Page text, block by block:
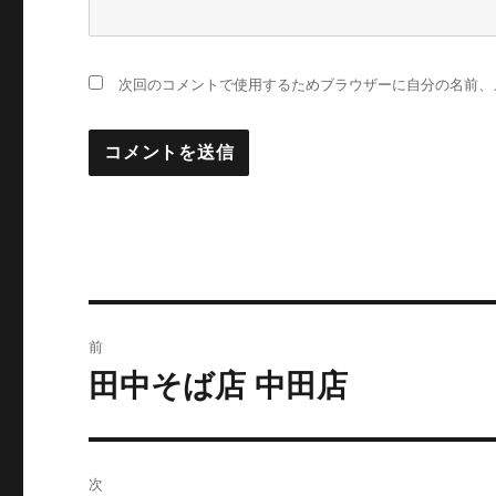
次回のコメントで使用するためブラウザーに自分の名前
稿
前
前
投
稿:
田中そば店 中田店
次